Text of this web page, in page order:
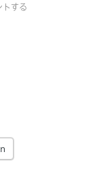
トする
されました。